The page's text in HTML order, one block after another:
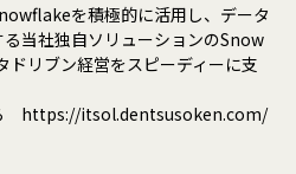
を積極的に活用し、データ
当社独自ソリューションのSnow
ドリブン経営をスピーディーに支
https://itsol.dentsusoken.com/